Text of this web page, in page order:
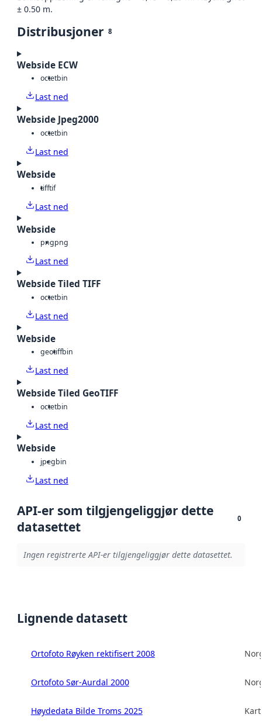
± 0.50 m.
Distribusjoner 8
Webside ECW
octetbin
Last ned
Webside Jpeg2000
octetbin
Last ned
Webside
tifftif
Last ned
Webside
pngpng
Last ned
Webside Tiled TIFF
octetbin
Last ned
Webside
geotiffbin
Last ned
Webside Tiled GeoTIFF
octetbin
Last ned
Webside
jpegbin
Last ned
API-er som tilgjengeliggjør dette
datasettet
0
Ingen registrerte API-er tilgjengeliggjør dette datasettet.
Lignende datasett
Ortofoto Røyken rektifisert 2008
Ortofoto Sør-Aurdal 2000
Høydedata Bilde Troms 2025